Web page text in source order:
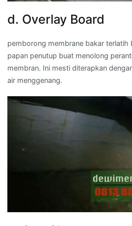
d. Overlay Board
pemborong membrane bakar terlatih
papan penutup buat menolong
membran. Ini mesti diterapkan
air menggenang.